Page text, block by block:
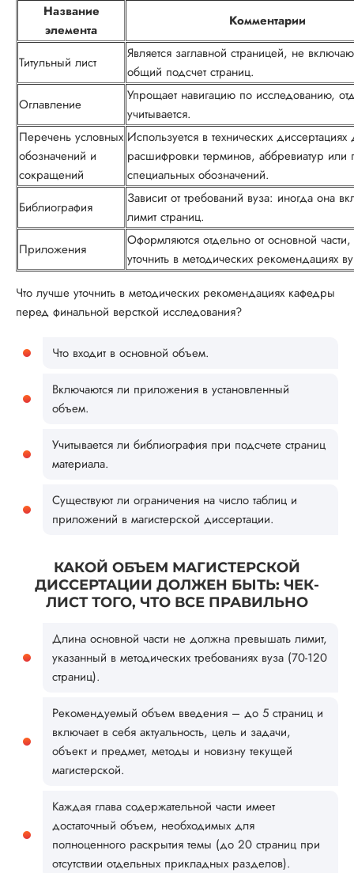
Название
элемента
Комментарии
Титульный лист
Является заглавной страницей, не
общий подсчет страниц.
Оглавление
Упрощает навигацию по исследованию,
учитывается.
Перечень условных
обозначений и
сокращений
Используется в технических диссертациях
расшифровки терминов, аббревиатур или
специальных обозначений.
Библиография
Зависит от требований вуза: иногда она
лимит страниц.
Приложения
Оформляются отдельно от основной
уточнить в методических рекомендациях
Что лучше уточнить в методических рекомендациях кафедры
перед финальной версткой исследования?
Что входит в основной объем.
Включаются ли приложения в установленный
объем.
Учитывается ли библиография при подсчете страниц
материала.
Существуют ли ограничения на число таблиц и
приложений в магистерской диссертации.
КАКОЙ ОБЪЕМ МАГИСТЕРСКОЙ
ДИССЕРТАЦИИ ДОЛЖЕН БЫТЬ: ЧЕК-
ЛИСТ ТОГО, ЧТО ВСЕ ПРАВИЛЬНО
Длина основной части не должна превышать лимит,
указанный в методических требованиях вуза (70-120
страниц).
Рекомендуемый объем введения – до 5 страниц и
включает в себя актуальность, цель и задачи,
объект и предмет, методы и новизну текущей
магистерской.
Каждая глава содержательной части имеет
достаточный объем, необходимых для
полноценного раскрытия темы (до 20 страниц при
отсутствии отдельных прикладных разделов).